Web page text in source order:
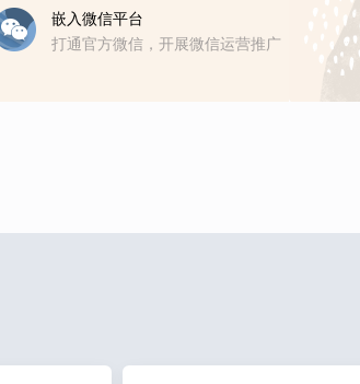
嵌入微信平台
打通官方微信，开展微信运营推广